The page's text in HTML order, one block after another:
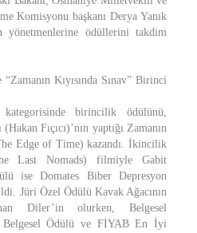
Komisyonu başkanı Derya Yanık
yönetmenlerine ödüllerini takdim
Kıyısında Sınav” Birinci
birincilik ödülünü,
Fıçıcı)’nın yaptığı Zamanın
Edge of Time) kazandı. İkincilik
Last Nomads) filmiyle Gabit
ise Domates Biber Depresyon
Jüri Özel Ödülü Kavak Ağacının
Diler’in olurken, Belgesel
Ödülü ve FİYAB En İyi